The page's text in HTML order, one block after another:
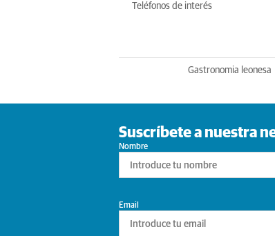
Teléfonos de interés
Gastronomia leonesa
Suscríbete a nuestra
Nombre
Email